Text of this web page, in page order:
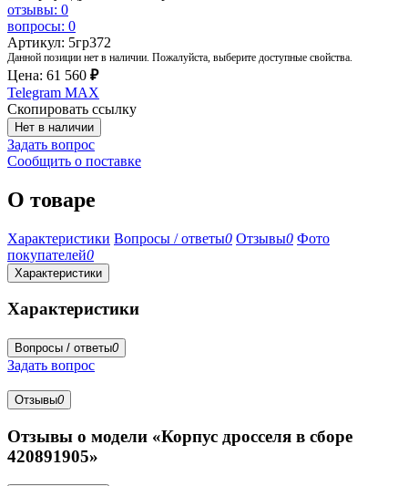
отзывы: 0
вопросы: 0
Артикул: 5гр372
Данной позиции нет в наличии. Пожалуйста, выберите доступные свойства.
Цена: 61 560 ₽
Telegram MAX
Скопировать ссылку
Нет в наличии
Задать вопрос
Сообщить о поставке
О товаре
Характеристики Вопросы / ответы0 Отзывы0 Фото
покупателей0
Характеристики
Характеристики
Вопросы / ответы0
Задать вопрос
Отзывы0
Отзывы о модели «Корпус дросселя в сборе
420891905»